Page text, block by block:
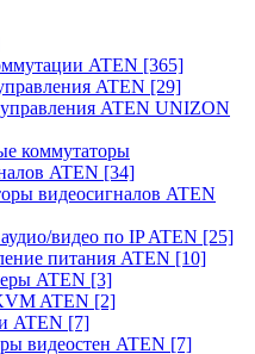
ATEN [365]
ATEN [29]
ATEN UNIZON
коммутаторы
ATEN [34]
видеосигналов ATEN
видео по IP ATEN [25]
питания ATEN [10]
ATEN [3]
ATEN [2]
ATEN [7]
видеостен ATEN [7]